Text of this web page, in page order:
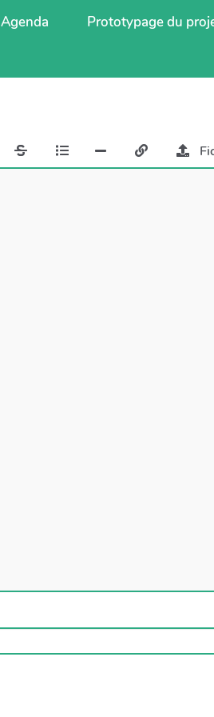
Agenda Prototypage du